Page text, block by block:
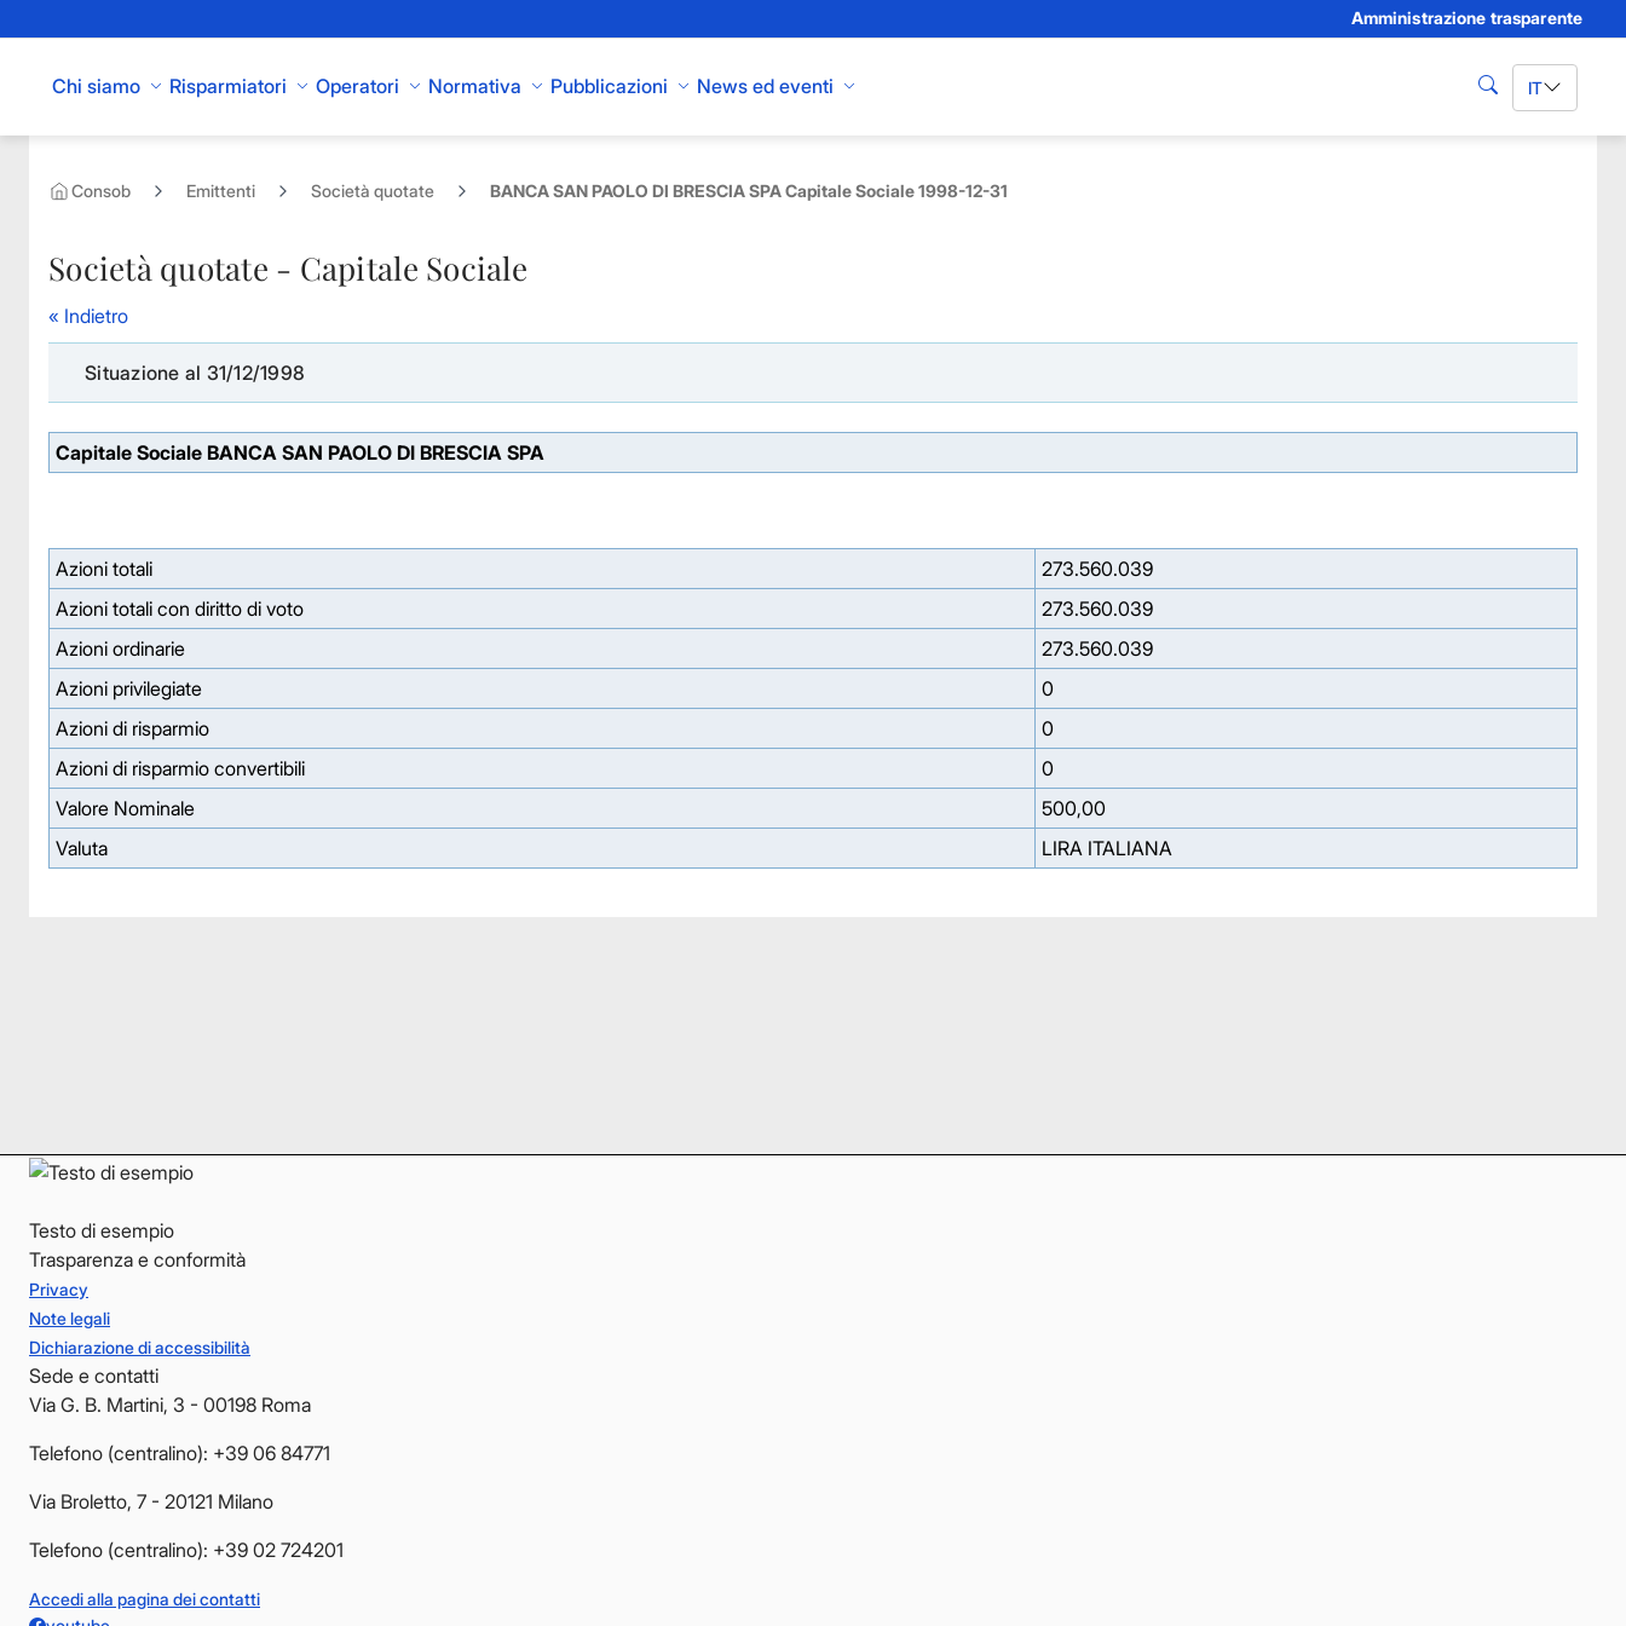
Amministrazione trasparente
Chi siamo Risparmiatori Operatori Normativa Pubblicazioni News ed eventi cerca IT
Consob Emittenti Società quotate BANCA SAN PAOLO DI BRESCIA SPA Capitale Sociale 1998-12-31
Società quotate - Capitale Sociale
« Indietro
Situazione al 31/12/1998
Capitale Sociale BANCA SAN PAOLO DI BRESCIA SPA
Azioni totali
273.560.039
Azioni totali con diritto di voto
273.560.039
Azioni ordinarie
273.560.039
Azioni privilegiate
0
Azioni di risparmio
0
Azioni di risparmio convertibili
0
Valore Nominale
500,00
Valuta
LIRA ITALIANA
Testo di esempio
Trasparenza e conformità
Privacy
Note legali
Dichiarazione di accessibilità
Sede e contatti
Via G. B. Martini, 3 - 00198 Roma
Telefono (centralino): +39 06 84771
Via Broletto, 7 - 20121 Milano
Telefono (centralino): +39 02 724201
Accedi alla pagina dei contatti